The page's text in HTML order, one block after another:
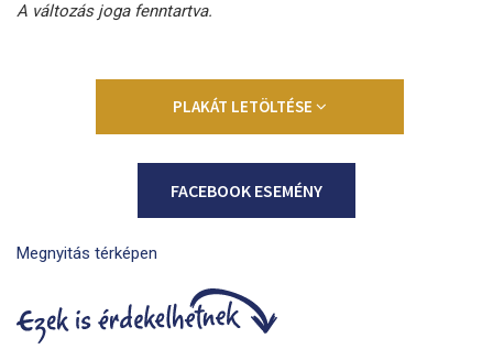
A változás joga fenntartva.
PLAKÁT LETÖLTÉSE
FACEBOOK ESEMÉNY
Megnyitás térképen